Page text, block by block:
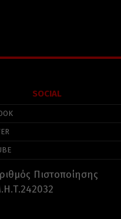
SOCIAL
Πιστοποίησης